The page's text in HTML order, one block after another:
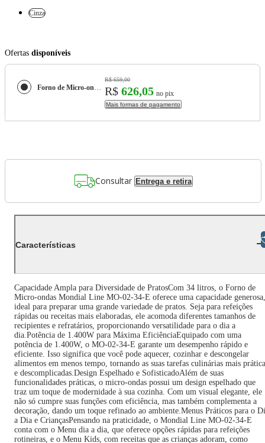
Cinza
Ofertas disponíveis
Forno de Micro-ondas Mondial Line MO-02-34-E com Função Manter Aquecido Cinza Espelhado - 34L
R$ 659,00
R$ 626,05 no pix
Mais formas de pagamento
Consultar Entrega e retira
Características
Capacidade Ampla para Diversidade de PratosCom 34 litros, o Forno de
Micro-ondas Mondial Line MO-02-34-E oferece uma capacidade generosa,
ideal para preparar uma grande variedade de pratos. Seja para refeições
rápidas ou receitas mais elaboradas, ele acomoda diferentes tamanhos de
recipientes e refratários, proporcionando versatilidade para o dia a
dia.Potência de 1.400W para Máxima EficiênciaEquipado com uma
potência de 1.400W, o MO-02-34-E garante um desempenho rápido e
eficiente. Isso significa que você pode aquecer, cozinhar e descongelar
alimentos em menos tempo, tornando as suas tarefas culinárias mais
e descomplicadas.Design Espelhado e SofisticadoAlém de suas
funcionalidades práticas, o micro-ondas possui um design espelhado que
traz um toque de modernidade à sua cozinha. Com um visual elegante, ele
não só cumpre suas funções com eficiência, mas também complementa a
decoração, dando um toque refinado ao ambiente.Menus Práticos para o
a Dia e CriançasPensando na praticidade, o Mondial Line MO-02-34-E
conta com o Menu dia a dia, que oferece opções rápidas para refeições
rotineiras, e o Menu Kids, com receitas que as crianças adoram, como